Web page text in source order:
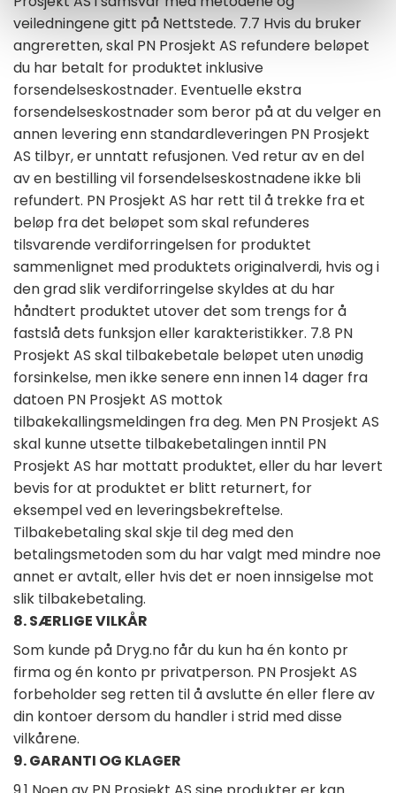
veiledningene gitt på Nettstede. 7.7 Hvis du bruker
angreretten, skal PN Prosjekt AS refundere beløpet
du har betalt for produktet inklusive
forsendelseskostnader. Eventuelle ekstra
forsendelseskostnader som beror på at du velger en
annen levering enn standardleveringen PN Prosjekt
AS tilbyr, er unntatt refusjonen. Ved retur av en del
av en bestilling vil forsendelseskostnadene ikke bli
refundert. PN Prosjekt AS har rett til å trekke fra et
beløp fra det beløpet som skal refunderes
tilsvarende verdiforringelsen for produktet
sammenlignet med produktets originalverdi, hvis og i
den grad slik verdiforringelse skyldes at du har
håndtert produktet utover det som trengs for å
fastslå dets funksjon eller karakteristikker. 7.8 PN
Prosjekt AS skal tilbakebetale beløpet uten unødig
forsinkelse, men ikke senere enn innen 14 dager fra
datoen PN Prosjekt AS mottok
tilbakekallingsmeldingen fra deg. Men PN Prosjekt AS
skal kunne utsette tilbakebetalingen inntil PN
Prosjekt AS har mottatt produktet, eller du har levert
bevis for at produktet er blitt returnert, for
eksempel ved en leveringsbekreftelse.
Tilbakebetaling skal skje til deg med den
betalingsmetoden som du har valgt med mindre noe
annet er avtalt, eller hvis det er noen innsigelse mot
slik tilbakebetaling.
8. SÆRLIGE VILKÅR
Som kunde på Dryg.no får du kun ha én konto pr
firma og én konto pr privatperson. PN Prosjekt AS
forbeholder seg retten til å avslutte én eller flere av
din kontoer dersom du handler i strid med disse
vilkårene.
9. GARANTI OG KLAGER